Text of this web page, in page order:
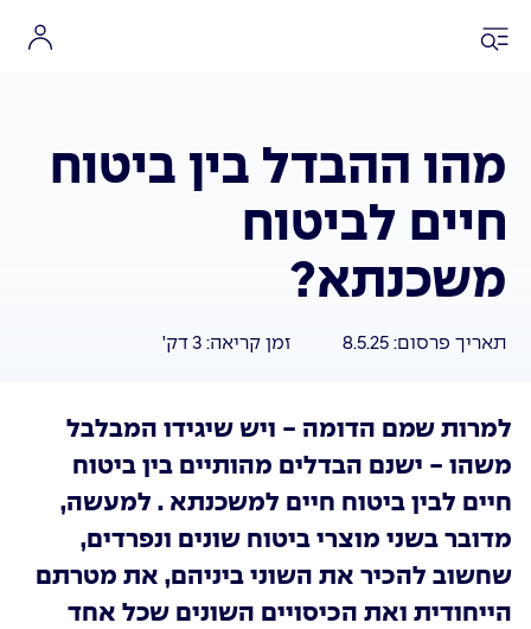
מהו ההבדל בין ביטוח
חיים לביטוח
משכנתא?
תאריך פרסום: 8.5.25 זמן קריאה: 3 דק'
למרות שמם הדומה - ויש שיגידו המבלבל
משהו - ישנם הבדלים מהותיים בין ביטוח
חיים לבין ביטוח חיים למשכנתא . למעשה,
מדובר בשני מוצרי ביטוח שונים ונפרדים,
שחשוב להכיר את השוני ביניהם, את מטרתם
הייחודית ואת הכיסויים השונים שכל אחד